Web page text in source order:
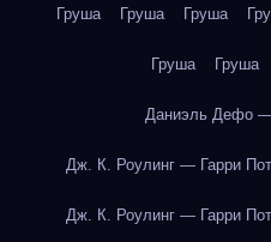
Груша Груша Груша
Груша Груша
Даниэль Дефо —
Дж. К. Роулинг — Гарри
Дж. К. Роулинг — Гарри